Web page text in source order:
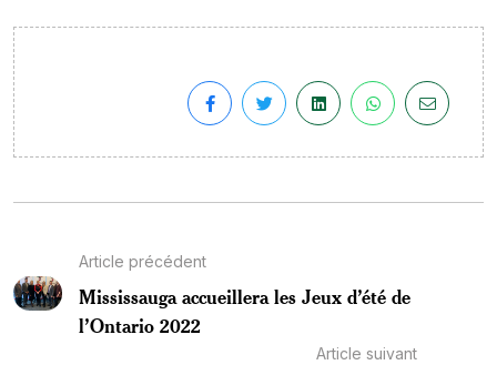
Article précédent
Mississauga accueillera les Jeux d’été de
l’Ontario 2022
Article suivant